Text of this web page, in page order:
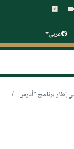
عربي
56 طالبا عراقيا في إطار برنامج "أدرس